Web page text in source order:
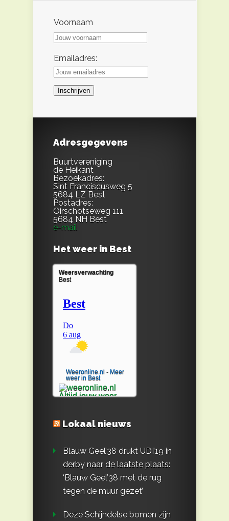
Voornaam
Emailadres:
Adresgegevens
Buurtvereniging
de Heikant
Bezoekadres:
Sint Franciscusweg 5
5684 LZ Best
Postadres:
Oirschotseweg 111
5684 NH Best
e-mail
Het weer in Best
Weersverwachting
Best
Weeronline.nl - Meer
weer in Best
Lokaal nieuws
Blauw Geel’38 drukt UDI’19 in
derby naar de laatste plaats:
‘Blauw Geel’38 met de rug
tegen de muur gezet’
Deze Schijndelse bomen zijn